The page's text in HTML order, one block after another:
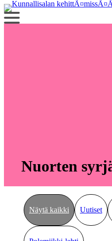
Siirry
sisältöön
Nuorten
Näytä kaikki Uutiset